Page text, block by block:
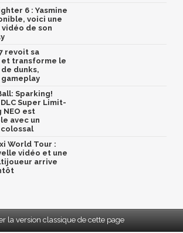
6 : Yasmine
voici une
de son
revoit sa
transforme le
dunks,
gameplay
Sparking!
Super Limit-
NEO est
avec un
World Tour :
vidéo et une
arrive
la version classique de cette page